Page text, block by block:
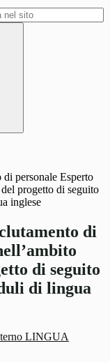
personale Esperto
progetto di seguito
inglese
di
di seguito
di lingua
LINGUA